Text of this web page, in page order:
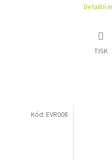
Detailní
TISK
Kód: EVR008